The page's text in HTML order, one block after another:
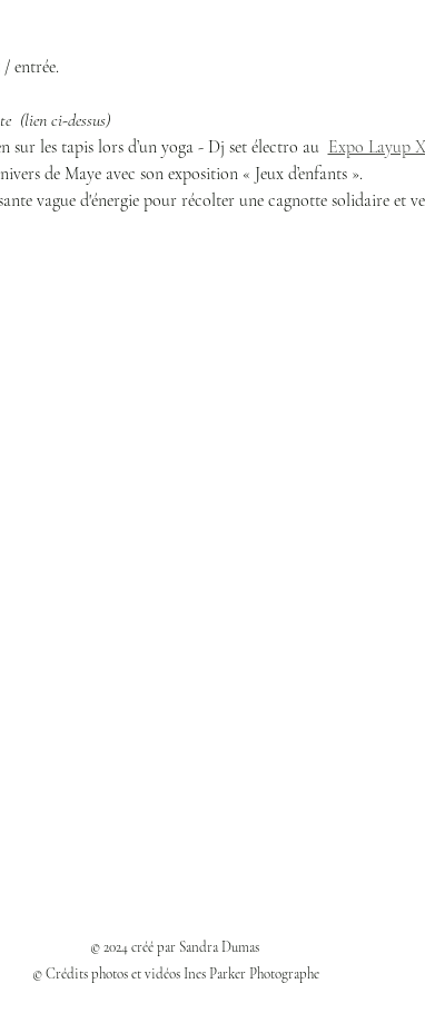
entrée.
(lien ci-dessus)
les tapis lors d’un yoga - Dj set électro au Expo Layup
de Maye avec son exposition « Jeux d’enfants ».
vague d'énergie pour récolter une cagnotte solidaire et
© 2024 créé par Sandra Dumas
© Crédits photos et vidéos Ines Parker Photographe